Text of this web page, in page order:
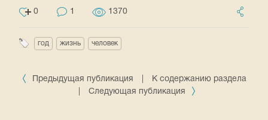
0 1 1370
год жизнь человек
Предыдущая публикация
К содержанию раздела
Следующая публикация